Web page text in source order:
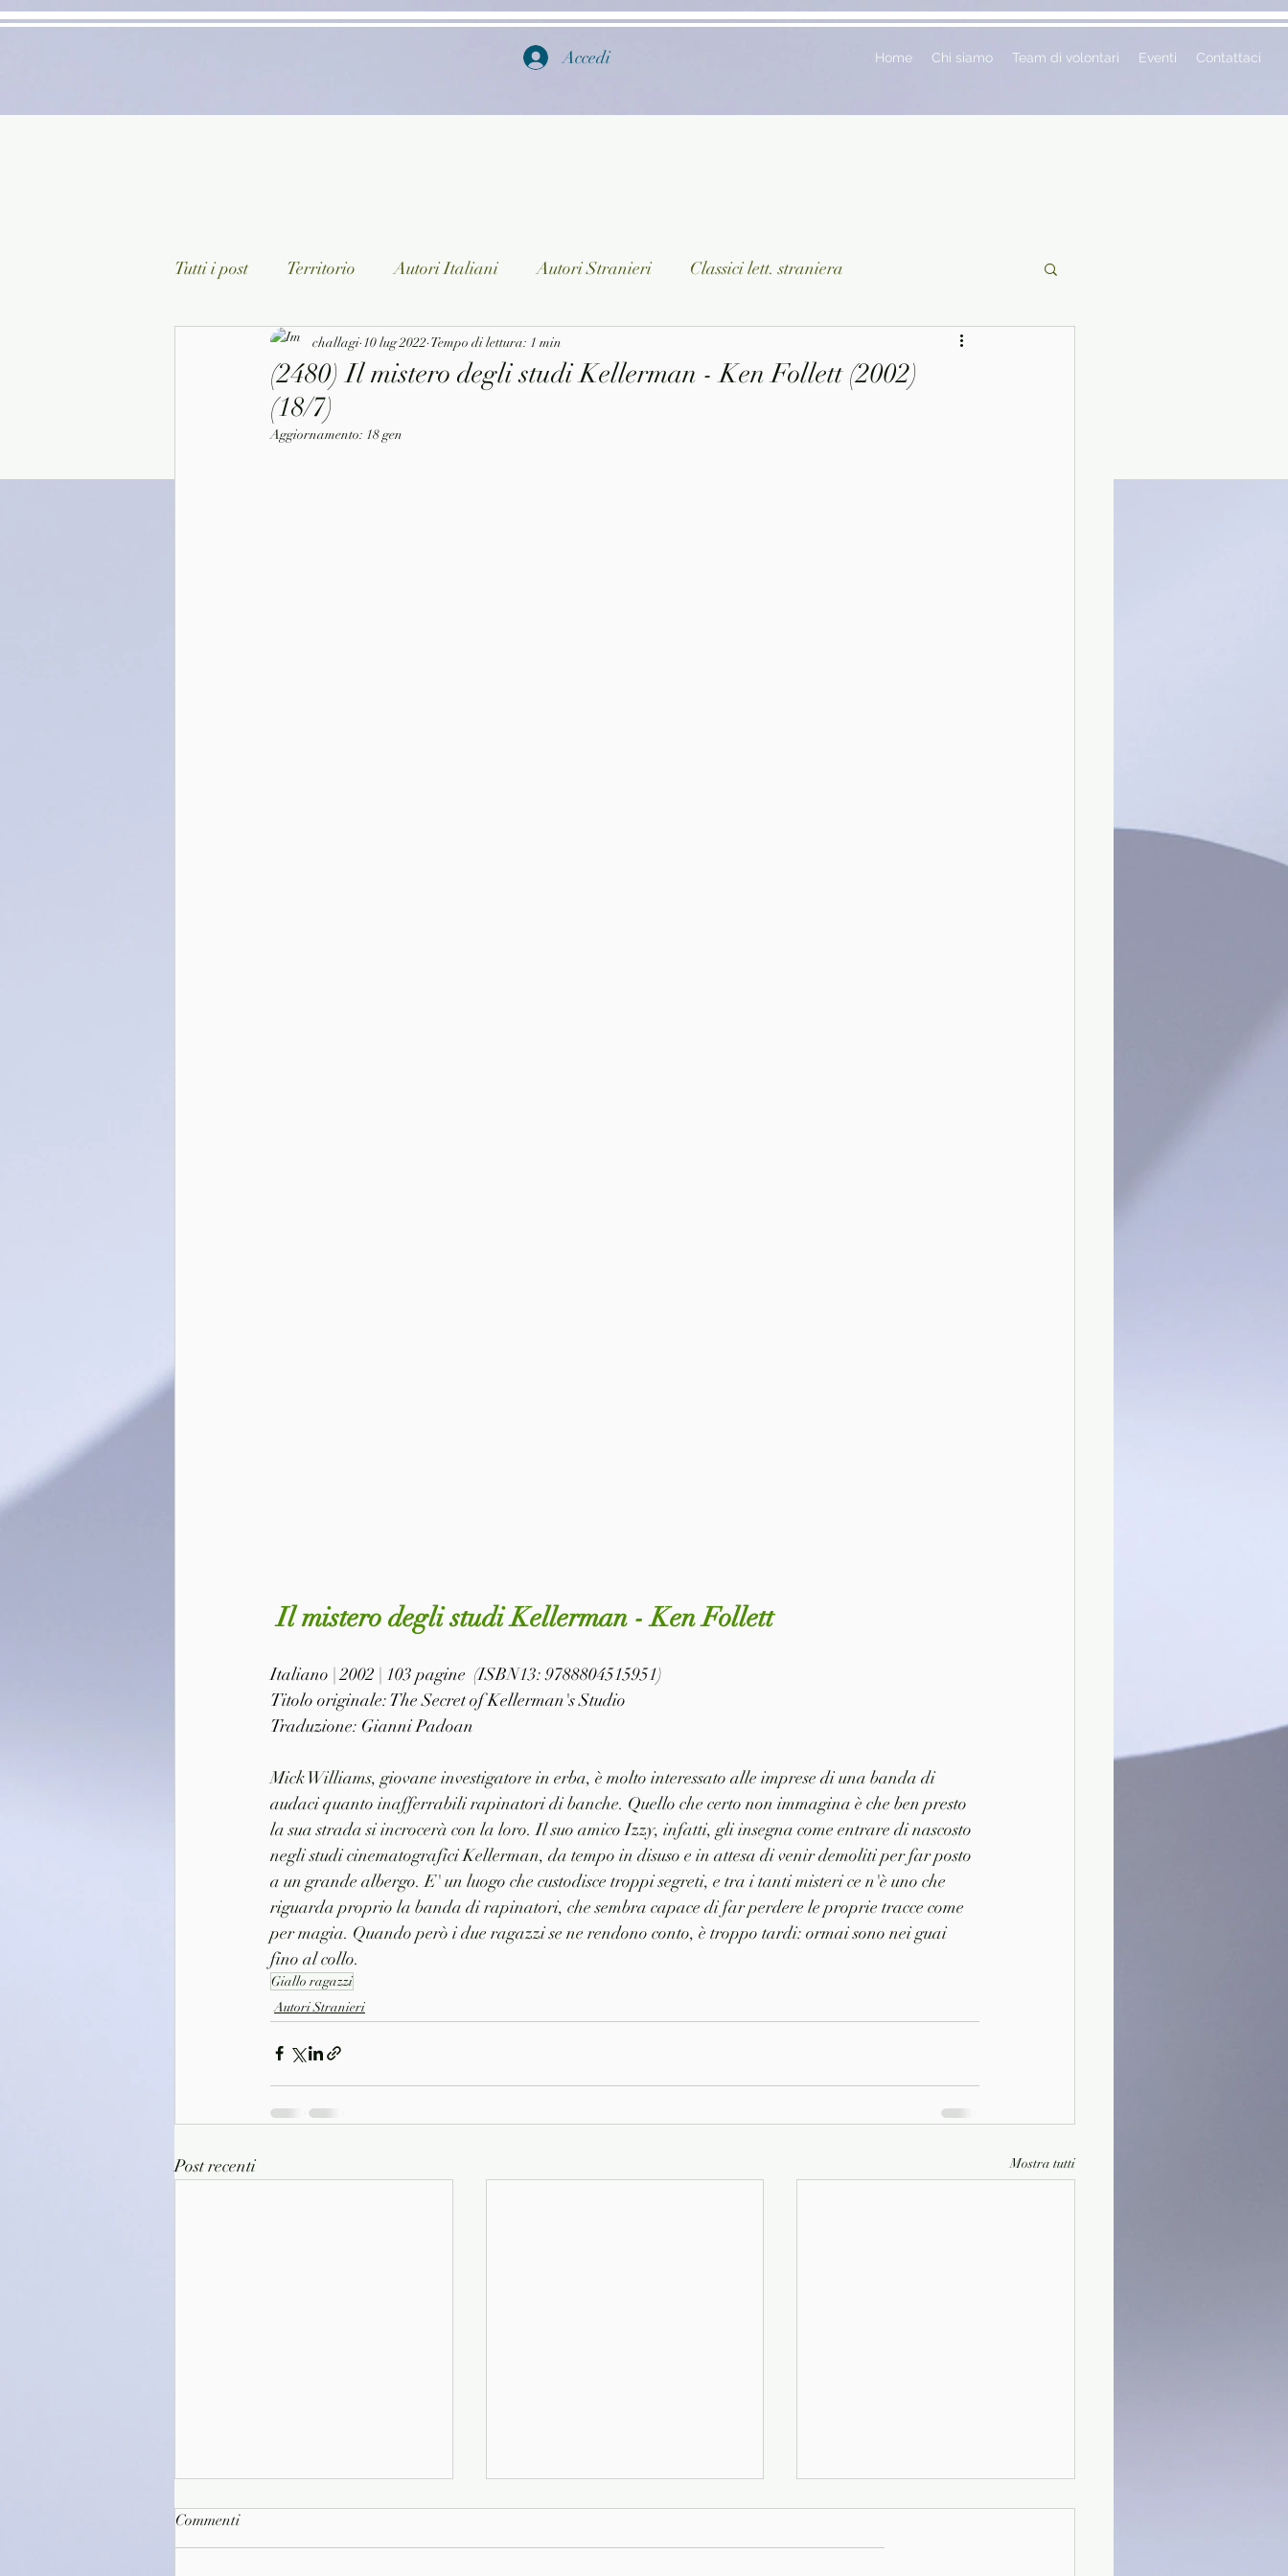
Accedi Home Chi siamo Team di volontari Eventi Contattaci
Tutti i post Territorio Autori Italiani Autori Stranieri Classici lett. straniera
Classici lett. italiana Saggistica Ragazzi
Arte/Pittura
(2480) Il mistero degli studi Kellerman - Ken Follett (2002)
(18/7)
challagi 10 lug 2022 Tempo di lettura: 1 min
Aggiornamento: 18 gen
Il mistero degli studi Kellerman - Ken Follett
Italiano | 2002 | 103 pagine  (ISBN13: 9788804515951)
Titolo originale: The Secret of Kellerman's Studio
Traduzione: Gianni Padoan
Mick Williams, giovane investigatore in erba, è molto interessato alle imprese di una banda di
audaci quanto inafferrabili rapinatori di banche. Quello che certo non immagina è che ben presto
la sua strada si incrocerà con la loro. Il suo amico Izzy, infatti, gli insegna come entrare di nascosto
negli studi cinematografici Kellerman, da tempo in disuso e in attesa di venir demoliti per far posto
a un grande albergo. E' un luogo che custodisce troppi segreti, e tra i tanti misteri ce n'è uno che
riguarda proprio la banda di rapinatori, che sembra capace di far perdere le proprie tracce come
per magia. Quando però i due ragazzi se ne rendono conto, è troppo tardi: ormai sono nei guai
fino al collo.
Giallo ragazzi
Autori Stranieri
Post recenti Mostra tutti
Commenti